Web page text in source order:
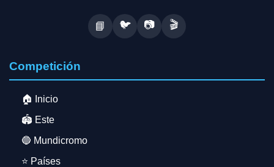
📘 🐦 📷 🎬
Competición
🏠 Inicio
🏟️ Este
🔵 Mundicromo
⭐ Países